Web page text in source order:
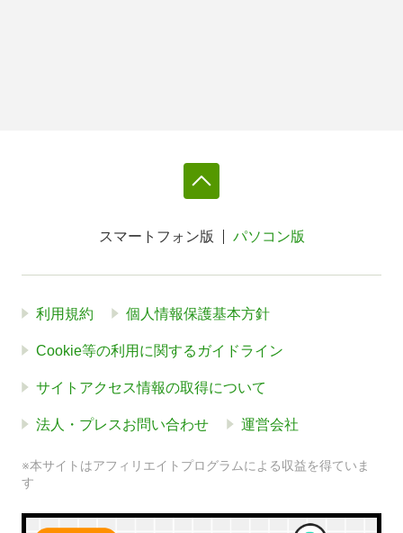
スマートフォン版 パソコン版
利用規約 個人情報保護基本方針
Cookie等の利用に関するガイドライン
サイトアクセス情報の取得について
法人・プレスお問い合わせ 運営会社
※本サイトはアフィリエイトプログラムによる収益を得ていま
す